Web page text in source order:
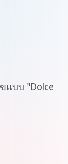
แบบ "Dolce